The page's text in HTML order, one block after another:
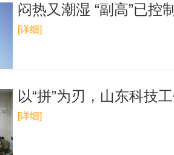
闷热又潮湿 “副高”已控
[详细]
以“拼”为刃，山东科技
[详细]